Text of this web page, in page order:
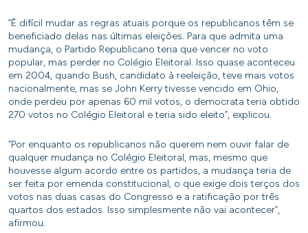
“É difícil mudar as regras atuais porque os republicanos têm se
beneficiado delas nas últimas eleições. Para que admita uma
mudança, o Partido Republicano teria que vencer no voto
popular, mas perder no Colégio Eleitoral. Isso quase aconteceu
em 2004, quando Bush, candidato à reeleição, teve mais votos
nacionalmente, mas se John Kerry tivesse vencido em Ohio,
onde perdeu por apenas 60 mil votos, o democrata teria obtido
270 votos no Colégio Eleitoral e teria sido eleito”, explicou.
“Por enquanto os republicanos não querem nem ouvir falar de
qualquer mudança no Colégio Eleitoral, mas, mesmo que
houvesse algum acordo entre os partidos, a mudança teria de
ser feita por emenda constitucional, o que exige dois terços dos
votos nas duas casas do Congresso e a ratificação por três
quartos dos estados. Isso simplesmente não vai acontecer”,
afirmou.